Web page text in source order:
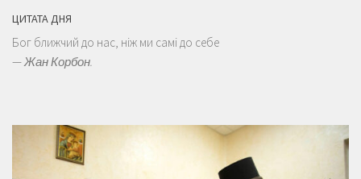
ЦИТАТА ДНЯ
Бог ближчий до нас, ніж ми самі до себе
—Жан Корбон.